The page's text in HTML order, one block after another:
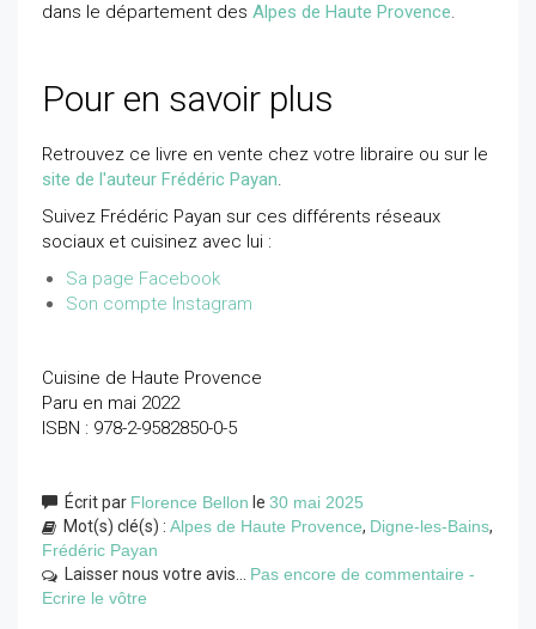
dans le département des Alpes de Haute Provence.
Pour en savoir plus
Retrouvez ce livre en vente chez votre libraire ou sur le
site de l'auteur Frédéric Payan.
Suivez Frédéric Payan sur ces différents réseaux
sociaux et cuisinez avec lui :
Sa page Facebook
Son compte Instagram
Cuisine de Haute Provence
Paru en mai 2022
ISBN : 978-2-9582850-0-5
Écrit par Florence Bellon le 30 mai 2025
Mot(s) clé(s) : Alpes de Haute Provence, Digne-les-Bains,
Frédéric Payan
Laisser nous votre avis... Pas encore de commentaire -
Ecrire le vôtre